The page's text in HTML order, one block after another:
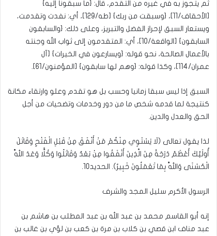
ثم يتجوز به في غيره من التقدم، قال: {ما سبقونا إليه}
[الأحقاف/11]، {وسبقت من ربك} [طه/129]، أي: نفدت وتقدمت،
ويستعار السبق لإحراز الفضل والتبريز، وعلى ذلك: {والسابقون
السابقون} [الواقعة/10]، أي: المتقدمون إلى ثواب الله وجنته
بالأعمال الصالحة، نحو قوله: {ويسارعون في الخيرات} [آل
عمران/114]، وكذا قوله: {وهم لها سابقون} [المؤمنون/61].
السبق إذا ليس سبقا زمانيا وحسب بل هو تقدم وعلو وارتقاء مكانة
كنتيجة لما قدمه شخص ما من دور وخدمات وتضحيات من أجل
الحق والعدل والدين.
لذا يقول تعالى (لَا يَسْتَوِي مِنْكُمْ مَنْ أَنْفَقَ مِنْ قَبْلِ الْفَتْحِ وَقَاتَلَ
أُولَئِكَ أَعْظَمُ دَرَجَةً مِنَ الَّذِينَ أَنْفَقُوا مِنْ بَعْدُ وَقَاتَلُوا وَكُلًّا وَعَدَ اللَّهُ
الْحُسْنَى وَاللَّهُ بِمَا تَعْمَلُونَ خَبِيرٌ). الحديد10.
الرسول الأكرم سليل المجد والشرف
إنه أبو القاسم محمد بن عبد الله بن عبد المطلب بن هاشم بن
عبد مناف ابن قصي بن كلاب بن مرة بن كعب بن لؤي بن غالب بن